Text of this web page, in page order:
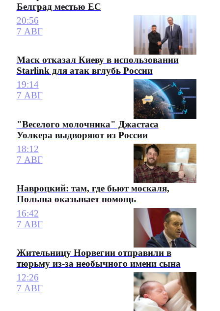
Белград местью ЕС
20:56
7 АВГ
Маск отказал Киеву в использовании
Starlink для атак вглубь России
19:14
7 АВГ
"Веселого молочника" Джастаса
Уолкера выдворяют из России
18:12
7 АВГ
Навроцкий: там, где бьют москаля,
Польша оказывает помощь
16:42
7 АВГ
Жительницу Норвегии отправили в
тюрьму из-за необычного имени сына
12:26
7 АВГ